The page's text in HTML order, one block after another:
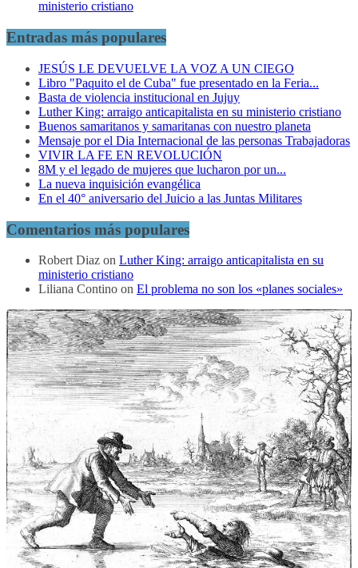
ministerio cristiano
Entradas más populares
JESÚS LE DEVUELVE LA VOZ A UN CIEGO
Libro "Paquito el de Cuba" fue presentado en la Feria...
Basta de violencia institucional en Jujuy
Luther King: arraigo anticapitalista en su ministerio cristiano
Buenos samaritanos y samaritanas con nuestro planeta
Mensaje por el Dia Internacional de las personas Trabajadoras
VIVIR LA FE EN REVOLUCIÓN
8M y el legado de mujeres que lucharon por un...
La nueva inquisición evangélica
En el 40° aniversario del Juicio a las Juntas Militares
Comentarios más populares
Robert Diaz on Luther King: arraigo anticapitalista en su
ministerio cristiano
Liliana Contino on El problema no son los «planes sociales»